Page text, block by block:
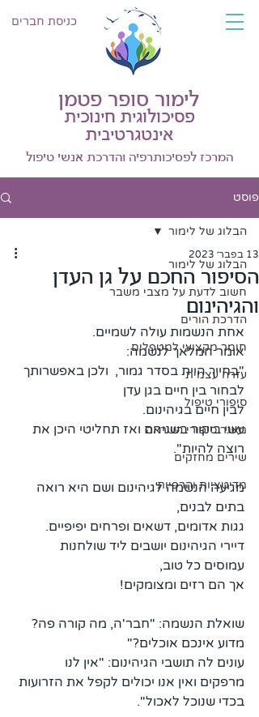
לימור סופר פטמן
פסיכולוגית חינוכית
אינטגרטיבית
המרכז לפסיכותרפיה והדרכת אנשי טיפול
כניסת חברים
פוסט
הבלוג של לימור
חשוב לדעת על מצבי משבר
הדרכת הורים
חומר מקצועי למטפלים
עזרה עצמית
סיפורי טיפול
מאגר סיפורי השראה
שירים מחזקים
מדיטציות והרפיות
הבלוג של לימור
הסיפור החכם על גן העדן
והגיהינום
13 בפבר׳ 2023
אחת הנשמות עולה לשמיים.
אומר המלאך לנשמה:
"בחייך היית בסדר גמור,  ולכן באפשרותך
לבחור בין חיים בגן עדן
לבין חיים בגיהינום.
עשי ביקור בשניהם ואז תחליטי היכן את
רוצה להיות".
מגיעה הנשמה לגיהינום ושם היא רואה
בתים לבנים,
גגות אדומים, דשאים ופרחים יפיפיים.
דיירי הגיהינום יושבים ליד שולחנות
עמוסים כל טוב,
אך הם רזים ומצומקים!
שואלת הנשמה: "חבר'ה, מה קורה פה?
מדוע אינכם אוכלים?"
עונים לה תושבי הגיהינום: "אין לנו
מרפקים ואין אנו יכולים לקפל את הזרועות
בכדי שנוכל לאכול".